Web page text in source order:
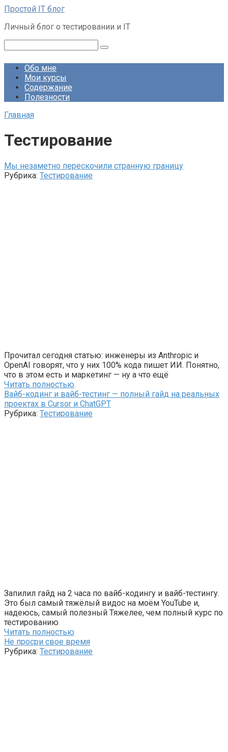
Перейти
контенту
Простой IT блог
Личный блог о тестировании и IT
Обо мне
Мои курсы
Содержание
Полезности
Главная
Тестирование
Мы незаметно перескочили странную границу
Рубрика: Тестирование
Прочитал сегодня статью: инженеры из Anthropic и
OpenAI говорят, что у них 100% кода пишет ИИ. Понятно,
что в этом есть и маркетинг — ну а что ещё
Читать полностью
Вайб-кодинг и вайб-тестинг — полный гайд на реальных
проектах в Cursor и ChatGPT
Рубрика: Тестирование
Запилил гайд на 2 часа по вайб-кодингу и вайб-тестингу.
Это был самый тяжёлый видос на моём YouTube и,
надеюсь, самый полезный Тяжелее, чем полный курс по
тестированию
Читать полностью
Не просри свое время
Рубрика: Тестирование